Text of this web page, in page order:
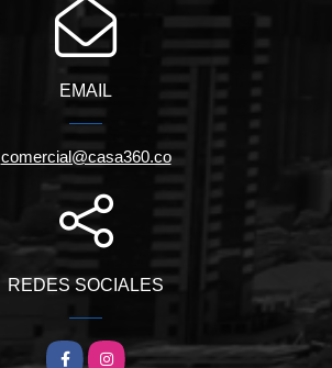
EMAIL
comercial@casa360.co
REDES SOCIALES
FacebookInstagram